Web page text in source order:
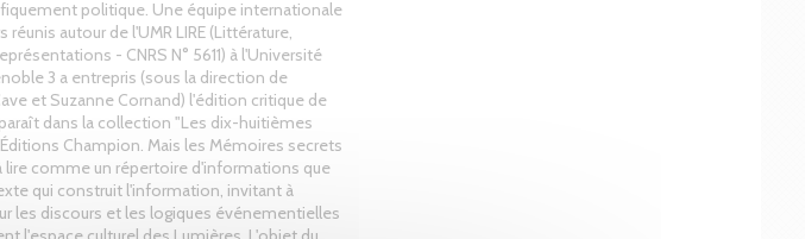
politique. Une équipe internationale
réunis autour de l'UMR LIRE (Littérature,
- CNRS N° 5611) à l'Université
3 a entrepris (sous la direction de
et Suzanne Cornand) l'édition critique de
dans la collection "Les dix-huitièmes
Champion. Mais les Mémoires secrets
lire comme un répertoire d'informations que
qui construit l'information, invitant à
les discours et les logiques événementielles